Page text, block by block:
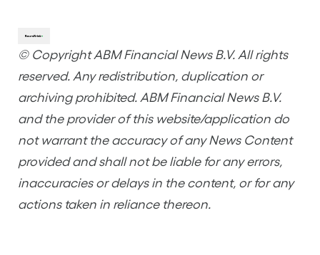
© Copyright ABM Financial News B.V. All rights
reserved. Any redistribution, duplication or
archiving prohibited. ABM Financial News B.V.
and the provider of this website/application do
not warrant the accuracy of any News Content
provided and shall not be liable for any errors,
inaccuracies or delays in the content, or for any
actions taken in reliance thereon.